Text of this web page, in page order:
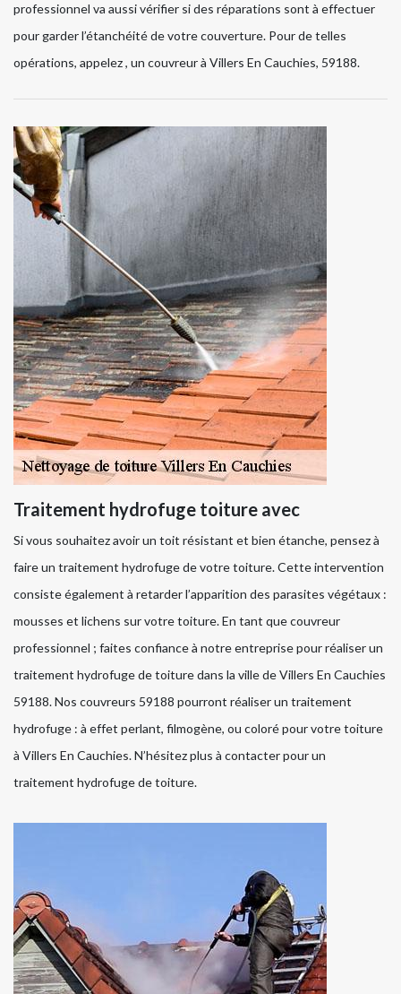
professionnel va aussi vérifier si des réparations sont à effectuer
pour garder l’étanchéité de votre couverture. Pour de telles
opérations, appelez , un couvreur à Villers En Cauchies, 59188.
Traitement hydrofuge toiture avec
Si vous souhaitez avoir un toit résistant et bien étanche, pensez à
faire un traitement hydrofuge de votre toiture. Cette intervention
consiste également à retarder l’apparition des parasites végétaux :
mousses et lichens sur votre toiture. En tant que couvreur
professionnel ; faites confiance à notre entreprise pour réaliser un
traitement hydrofuge de toiture dans la ville de Villers En Cauchies
59188. Nos couvreurs 59188 pourront réaliser un traitement
hydrofuge : à effet perlant, filmogène, ou coloré pour votre toiture
à Villers En Cauchies. N’hésitez plus à contacter pour un
traitement hydrofuge de toiture.